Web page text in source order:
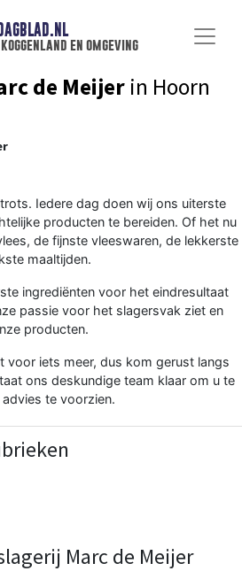
en omgeving
de Meijer in Hoorn
Iedere dag doen wij ons uiterste
producten te bereiden. Of het nu
de fijnste vleeswaren, de lekkerste
maaltijden.
ingrediënten voor het eindresultaat
passie voor het slagersvak ziet en
producten.
voor iets meer, dus kom gerust langs
ons deskundige team klaar om u te
te voorzien.
Marc de Meijer